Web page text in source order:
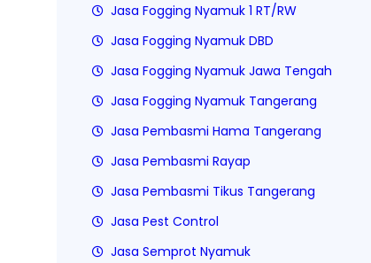
Jasa Fogging Nyamuk 1 RT/RW
Jasa Fogging Nyamuk DBD
Jasa Fogging Nyamuk Jawa Tengah
Jasa Fogging Nyamuk Tangerang
Jasa Pembasmi Hama Tangerang
Jasa Pembasmi Rayap
Jasa Pembasmi Tikus Tangerang
Jasa Pest Control
Jasa Semprot Nyamuk